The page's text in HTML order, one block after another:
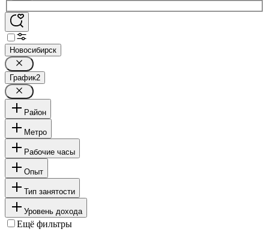
Новосибирск
График2
Район
Метро
Рабочие часы
Опыт
Тип занятости
Уровень дохода
Ещё фильтры